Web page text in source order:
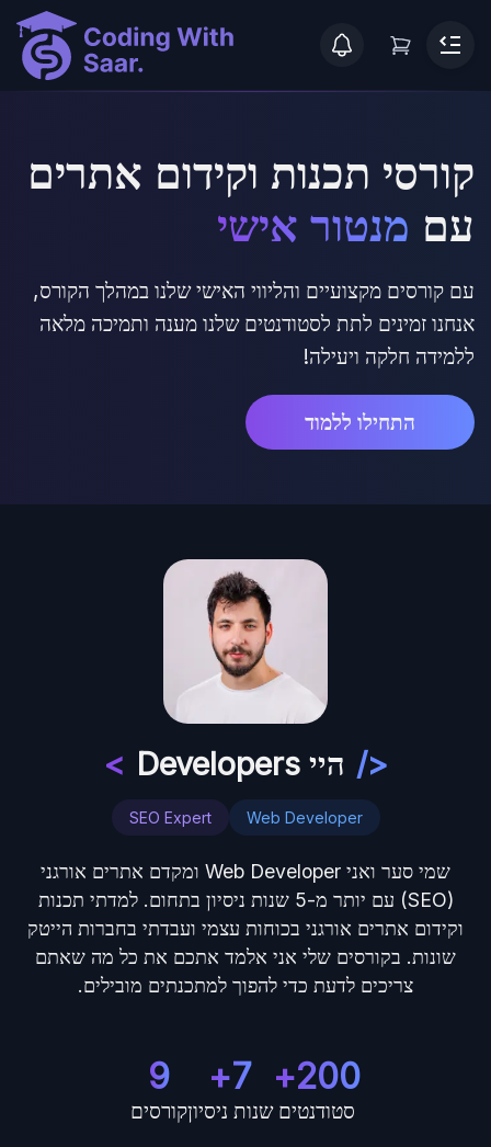
קורסי תכנות וקידום אתרים
עם מנטור אישי
עם קורסים מקצועיים והליווי האישי שלנו במהלך הקורס,
אנחנו זמינים לתת לסטודנטים שלנו מענה ותמיכה מלאה
ללמידה חלקה ויעילה!
התחילו ללמוד
</ היי Developers >
Web Developer
SEO Expert
שמי סער ואני Web Developer ומקדם אתרים אורגני
(SEO) עם יותר מ-5 שנות ניסיון בתחום. למדתי תכנות
וקידום אתרים אורגני בכוחות עצמי ועבדתי בחברות הייטק
שונות. בקורסים שלי אני אלמד אתכם את כל מה שאתם
צריכים לדעת כדי להפוך למתכנתים מובילים.
200+
סטודנטים
7+
שנות ניסיון
9
קורסים